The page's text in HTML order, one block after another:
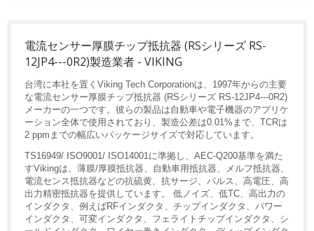
電流センサー厚膜チップ抵抗器 (RSシリーズ RS-
12JP4---0R2)製造業者 - VIKING
台湾に本社を置くViking Tech Corporationは、1997年からの主要
な電流センサー厚膜チップ抵抗器 (RSシリーズ RS-12JP4---0R2)
メーカーの一つです。彼らの製品は自動車や電子機器のアプリケ
ーション全体で使用されており、製造公差は0.01%まで、TCRは
2 ppmまでの幅広いパッケージサイズで対応しています。
TS16949/ ISO9001/ ISO14001に準拠し、AEC-Q200基準を満た
すVikingは、薄膜/厚膜抵抗器、自動車用抵抗器、メルフ抵抗器、
電流センス抵抗器などの抗硫黄、抗サージ、パルス、高電圧、高
出力精密抵抗器を提供しています。 低ノイズ、低TC、高出力の
インダクタ、例えばRFインダクタ、チップインダクタ、パワー
インダクタ、可変インダクタ、フェライトチップインダクタ、シ